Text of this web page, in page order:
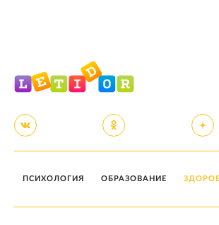
ПСИХОЛОГИЯ ОБРАЗОВАНИЕ